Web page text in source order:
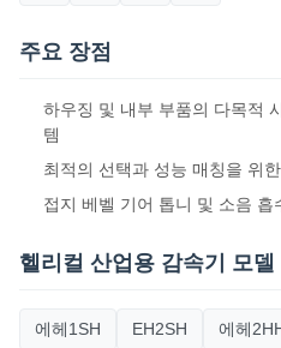
주요 장점
하우징 및 내부 부품의 다목적
템
최적의 선택과 성능 매칭을 위
접지 베벨 기어 톱니 및 소음
헬리컬 산업용 감속기 모델
에헤1SH EH2SH 에헤